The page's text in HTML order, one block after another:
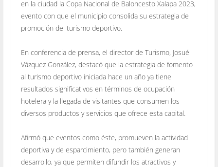
en la ciudad la Copa Nacional de Baloncesto Xalapa 2023,
evento con que el municipio consolida su estrategia de
promoción del turismo deportivo.
En conferencia de prensa, el director de Turismo, Josué
Vázquez González, destacó que la estrategia de fomento
al turismo deportivo iniciada hace un año ya tiene
resultados significativos en términos de ocupación
hotelera y la llegada de visitantes que consumen los
diversos productos y servicios que ofrece esta capital.
Afirmó que eventos como éste, promueven la actividad
deportiva y de esparcimiento, pero también generan
desarrollo, ya que permiten difundir los atractivos y